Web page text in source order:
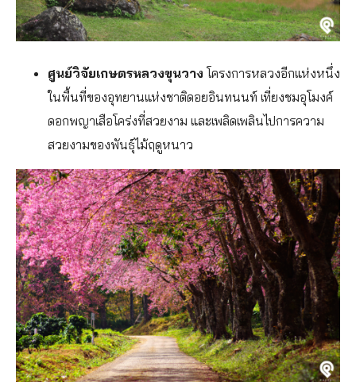
ศูนย์วิจัยเกษตรหลวงขุนวาง โครงการหลวงอีกแห่งหนึ่ง
ในพื้นที่ของอุทยานแห่งชาติดอยอินทนนท์ เที่ยงชมอุโมงค์
ดอกพญาเสือโคร่งที่สวยงาม และเพลิดเพลินไปการความ
สวยงามของพันธุ์ไม้ฤดูหนาว